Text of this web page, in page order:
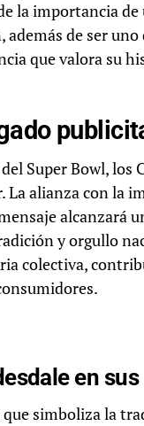
la importancia
de ser
que valora su
Super Bowl, los
alianza con la
alcanzará
y orgullo
colectiva,
en
simboliza la